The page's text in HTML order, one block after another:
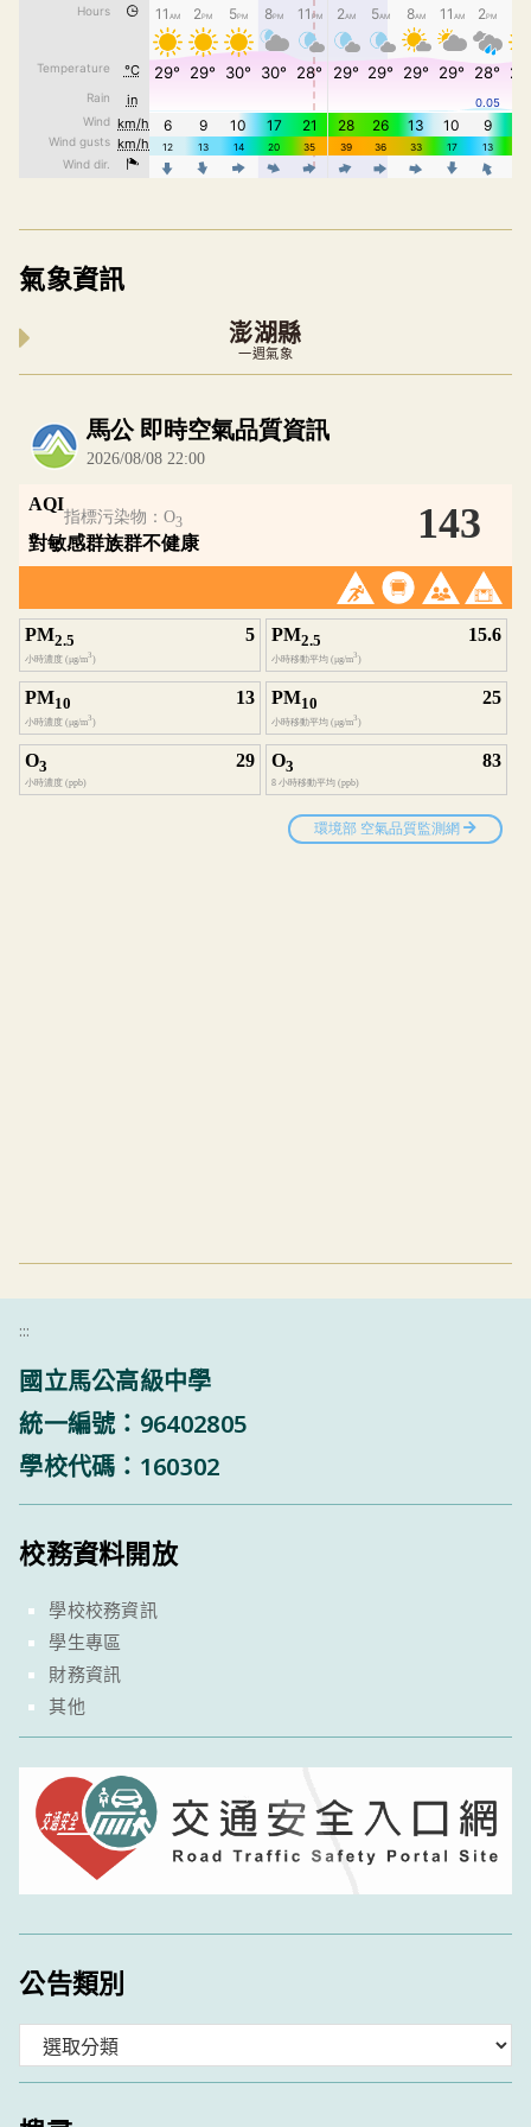
氣象資訊
澎湖縣
一週氣象
內嵌空氣品質小工具為視覺預覽，完整即時空
:::
國立馬公高級中學
統一編號：96402805
學校代碼：160302
校務資料開放
學校校務資訊
學生專區
財務資訊
其他
公告類別
類